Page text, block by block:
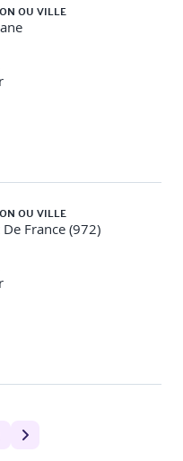
OU VILLE
OU VILLE
France (972)